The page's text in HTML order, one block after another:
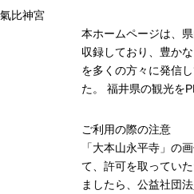
氣比神宮
本ホームページは、
収録しており、豊か
を多くの方々に発信
た。 福井県の観光を
ご利用の際の注意
「大本山永平寺」の
て、許可を取ってい
ましたら、公益社団